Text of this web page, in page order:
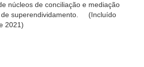
núcleos de conciliação e mediação
de superendividamento. (Incluído
2021)